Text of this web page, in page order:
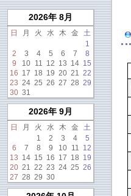
2026年 8月
日 月 火 水 木 金
土
1
2
3 4 5 6 7
8
9
10 11 12 13 14 15
16 17 18 19 20 21 22
23 24 25 26 27 28 29
30 31
2026年 9月
日 月 火 水 木 金
土
1
2 3 4
5
6
7 8 9 10 11 12
13 14 15 16 17 18 19
20 21 22 23 24 25 26
27 28 29 30